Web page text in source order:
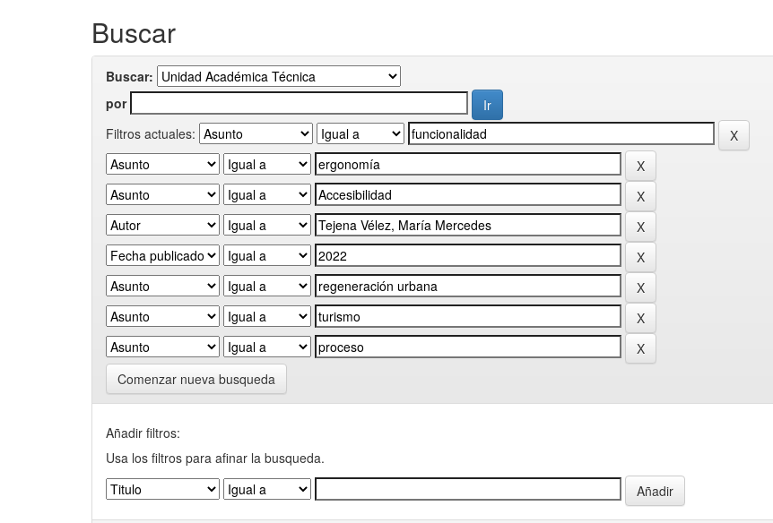
Buscar
Buscar:
por
Filtros actuales:
Comenzar nueva busqueda
Añadir filtros:
Usa los filtros para afinar la busqueda.